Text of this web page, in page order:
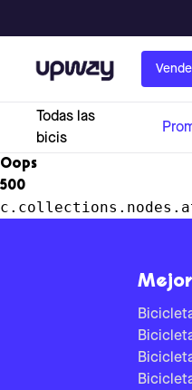
Upway
Todas las
bicis
Oops
500